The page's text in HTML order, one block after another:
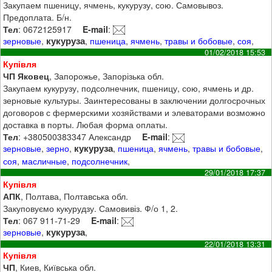
Закупаем пшеницу, ячмень, кукурузу, сою. Самовывоз.
Предоплата. Б/н.
Тел: 0672125917 E-mail:
зерновые, кукуруза, пшеница,ячмень,травы и бобовые,соя,
01/02/2018 15:53
Купівля
ЧП Яковец, Запорожье, Запорізька обл.
Закупаем кукурузу, подсолнечник, пшеницу, сою, ячмень и др.
зерновые культуры. Заинтересованы в заключении долгосрочных
договоров с фермерскими хозяйствами и элеваторами возможно
доставка в порты. Любая форма оплаты.
Тел: +380500383347 Александр E-mail:
зерновые,зерно, кукуруза, пшеница,ячмень,травы и бобовые,
соя, масличные, подсолнечник,
29/01/2018 17:37
Купівля
АПК, Полтава, Полтавська обл.
Закуповуємо кукурудзу. Самовивіз. Ф/о 1, 2.
Тел: 067 911-71-29 E-mail:
зерновые, кукуруза,
22/01/2018 13:31
Купівля
ЧП, Киев, Київська обл.